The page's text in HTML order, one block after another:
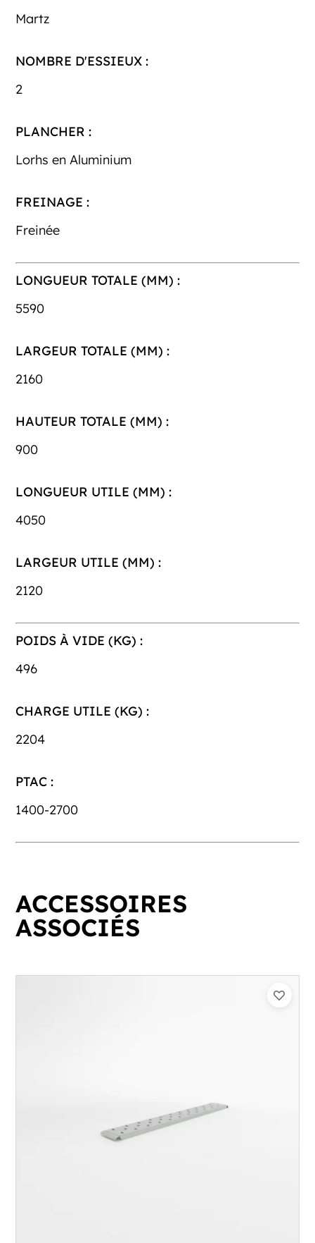
Martz
NOMBRE D'ESSIEUX :
2
PLANCHER :
Lorhs en Aluminium
FREINAGE :
Freinée
LONGUEUR TOTALE (MM) :
5590
LARGEUR TOTALE (MM) :
2160
HAUTEUR TOTALE (MM) :
900
LONGUEUR UTILE (MM) :
4050
LARGEUR UTILE (MM) :
2120
POIDS À VIDE (KG) :
496
CHARGE UTILE (KG) :
2204
PTAC :
1400-2700
ACCESSOIRES
ASSOCIÉS